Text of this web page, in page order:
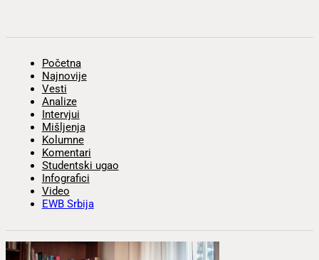
Početna
Najnovije
Vesti
Analize
Intervjui
Mišljenja
Kolumne
Komentari
Studentski ugao
Infografici
Video
EWB Srbija